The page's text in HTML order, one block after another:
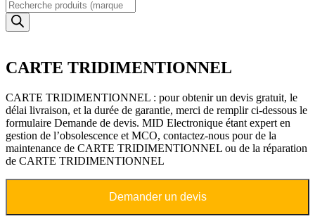
Recherche
de
produits
CARTE TRIDIMENTIONNEL
CARTE TRIDIMENTIONNEL : pour obtenir un devis gratuit, le
délai livraison, et la durée de garantie, merci de remplir ci-dessous le
formulaire Demande de devis. MID Electronique étant expert en
gestion de l’obsolescence et MCO, contactez-nous pour de la
maintenance de CARTE TRIDIMENTIONNEL ou de la réparation
de CARTE TRIDIMENTIONNEL
Demander un devis